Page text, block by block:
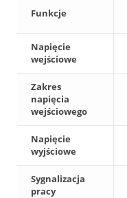
Funkcje
Napięcie
wejściowe
Zakres
napięcia
wejściowego
Napięcie
wyjściowe
Sygnalizacja
pracy